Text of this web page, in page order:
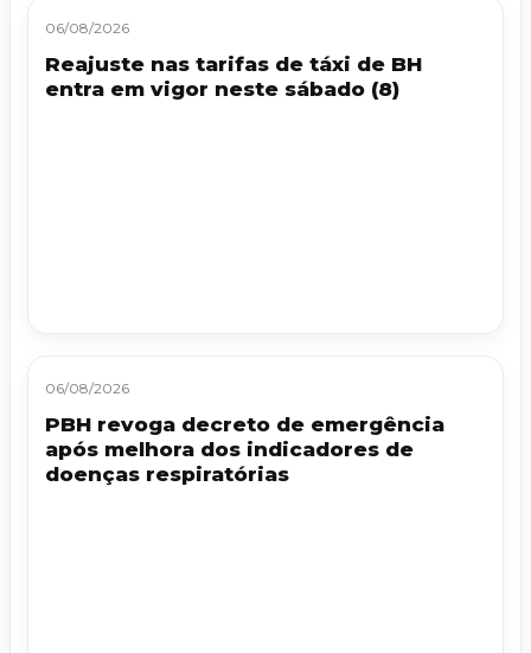
06/08/2026
Reajuste nas tarifas de táxi de BH
entra em vigor neste sábado (8)
06/08/2026
PBH revoga decreto de emergência
após melhora dos indicadores de
doenças respiratórias